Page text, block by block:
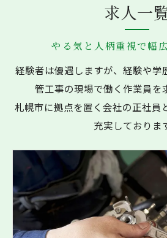
やる気と人柄重視で幅
求人一
経験者は優遇しますが、経験や学
管工事の現場で働く作業員を
札幌市に拠点を置く会社の正社員
充実しておりま